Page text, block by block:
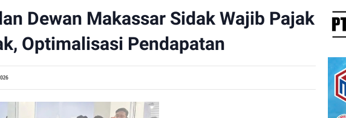
Dewan Makassar Sidak Wajib Pajak
Optimalisasi Pendapatan